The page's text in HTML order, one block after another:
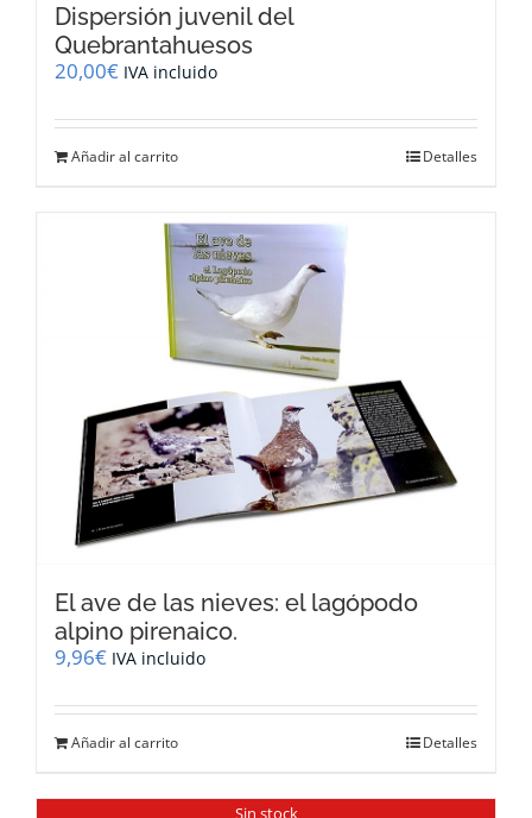
Dispersión juvenil del
Quebrantahuesos
20,00€ IVA incluido
Añadir al carrito Detalles
El ave de las nieves: el lagópodo
alpino pirenaico.
9,96€ IVA incluido
Añadir al carrito Detalles
Sin stock